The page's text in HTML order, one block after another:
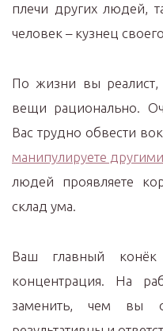
плечи других людей,
человек – кузнец
По жизни вы реалист,
вещи рационально.
Вас трудно обвести
манипулируете другими
людей проявляете
склад ума.
Ваш главный
концентрация. На
заменить, чем вы